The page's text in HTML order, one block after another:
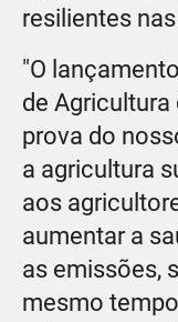
resilientes
"O
de Agricultura
prova do
a agricultura
aos
aumentar a
as emissões,
mesmo